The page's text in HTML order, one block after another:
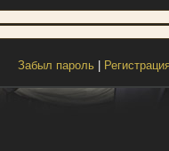
Забыл пароль